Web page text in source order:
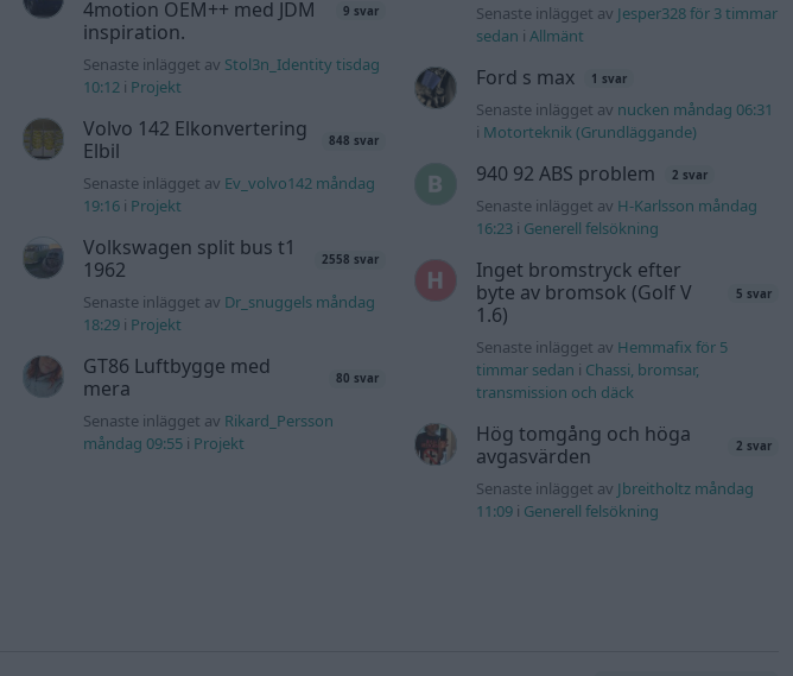
4motion OEM++ med JDM
inspiration.
9 svar
Senaste inlägget av Stol3n_Identity tisdag
10:12i Projekt
Volvo 142 Elkonvertering
Elbil
848 svar
Senaste inlägget av Ev_volvo142 måndag
19:16i Projekt
Volkswagen split bus t1
1962
2558 svar
Senaste inlägget av Dr_snuggels måndag
18:29i Projekt
GT86 Luftbygge med
mera
80 svar
Senaste inlägget av Rikard_Persson
måndag 09:55i Projekt
Senaste inlägget av Jesper328 för 3 timmar
sedan i Allmänt
Ford s max 1 svar
Senaste inlägget av nucken måndag 06:31
i Motorteknik (Grundläggande)
940 92 ABS problem 2 svar
Senaste inlägget av H-Karlsson måndag
16:23i Generell felsökning
Inget bromstryck efter
byte av bromsok (Golf V
1.6)
5 svar
Senaste inlägget av Hemmafix för 5
timmar sedan i Chassi, bromsar,
transmission och däck
Hög tomgång och höga
avgasvärden
2 svar
Senaste inlägget av Jbreitholtz måndag
11:09i Generell felsökning